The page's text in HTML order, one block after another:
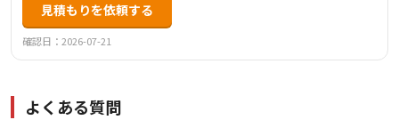
見積もりを依頼する
確認日：2026-07-21
よくある質問